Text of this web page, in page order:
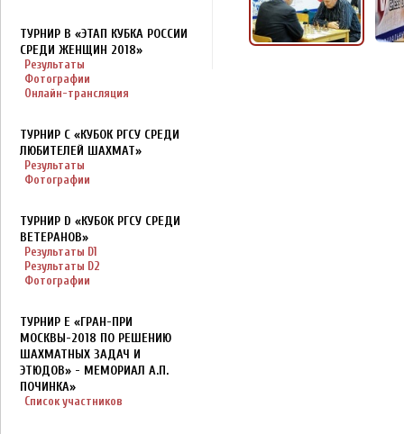
ТУРНИР B «ЭТАП КУБКА РОССИИ
СРЕДИ ЖЕНЩИН 2018»
Результаты
Фотографии
Онлайн-трансляция
ТУРНИР C «КУБОК РГСУ СРЕДИ
ЛЮБИТЕЛЕЙ ШАХМАТ»
Результаты
Фотографии
ТУРНИР D «КУБОК РГСУ СРЕДИ
ВЕТЕРАНОВ»
Результаты D1
Результаты D2
Фотографии
ТУРНИР E «ГРАН-ПРИ
МОСКВЫ-2018 ПО РЕШЕНИЮ
ШАХМАТНЫХ ЗАДАЧ И
ЭТЮДОВ» - МЕМОРИАЛ А.П.
ПОЧИНКА»
Список участников